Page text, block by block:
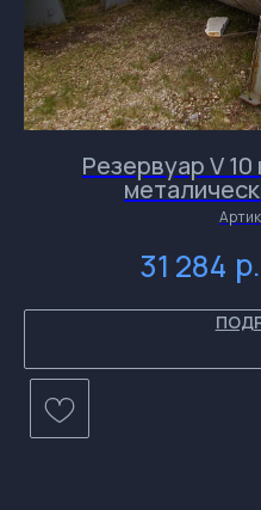
Резервуар V
31 284 р.